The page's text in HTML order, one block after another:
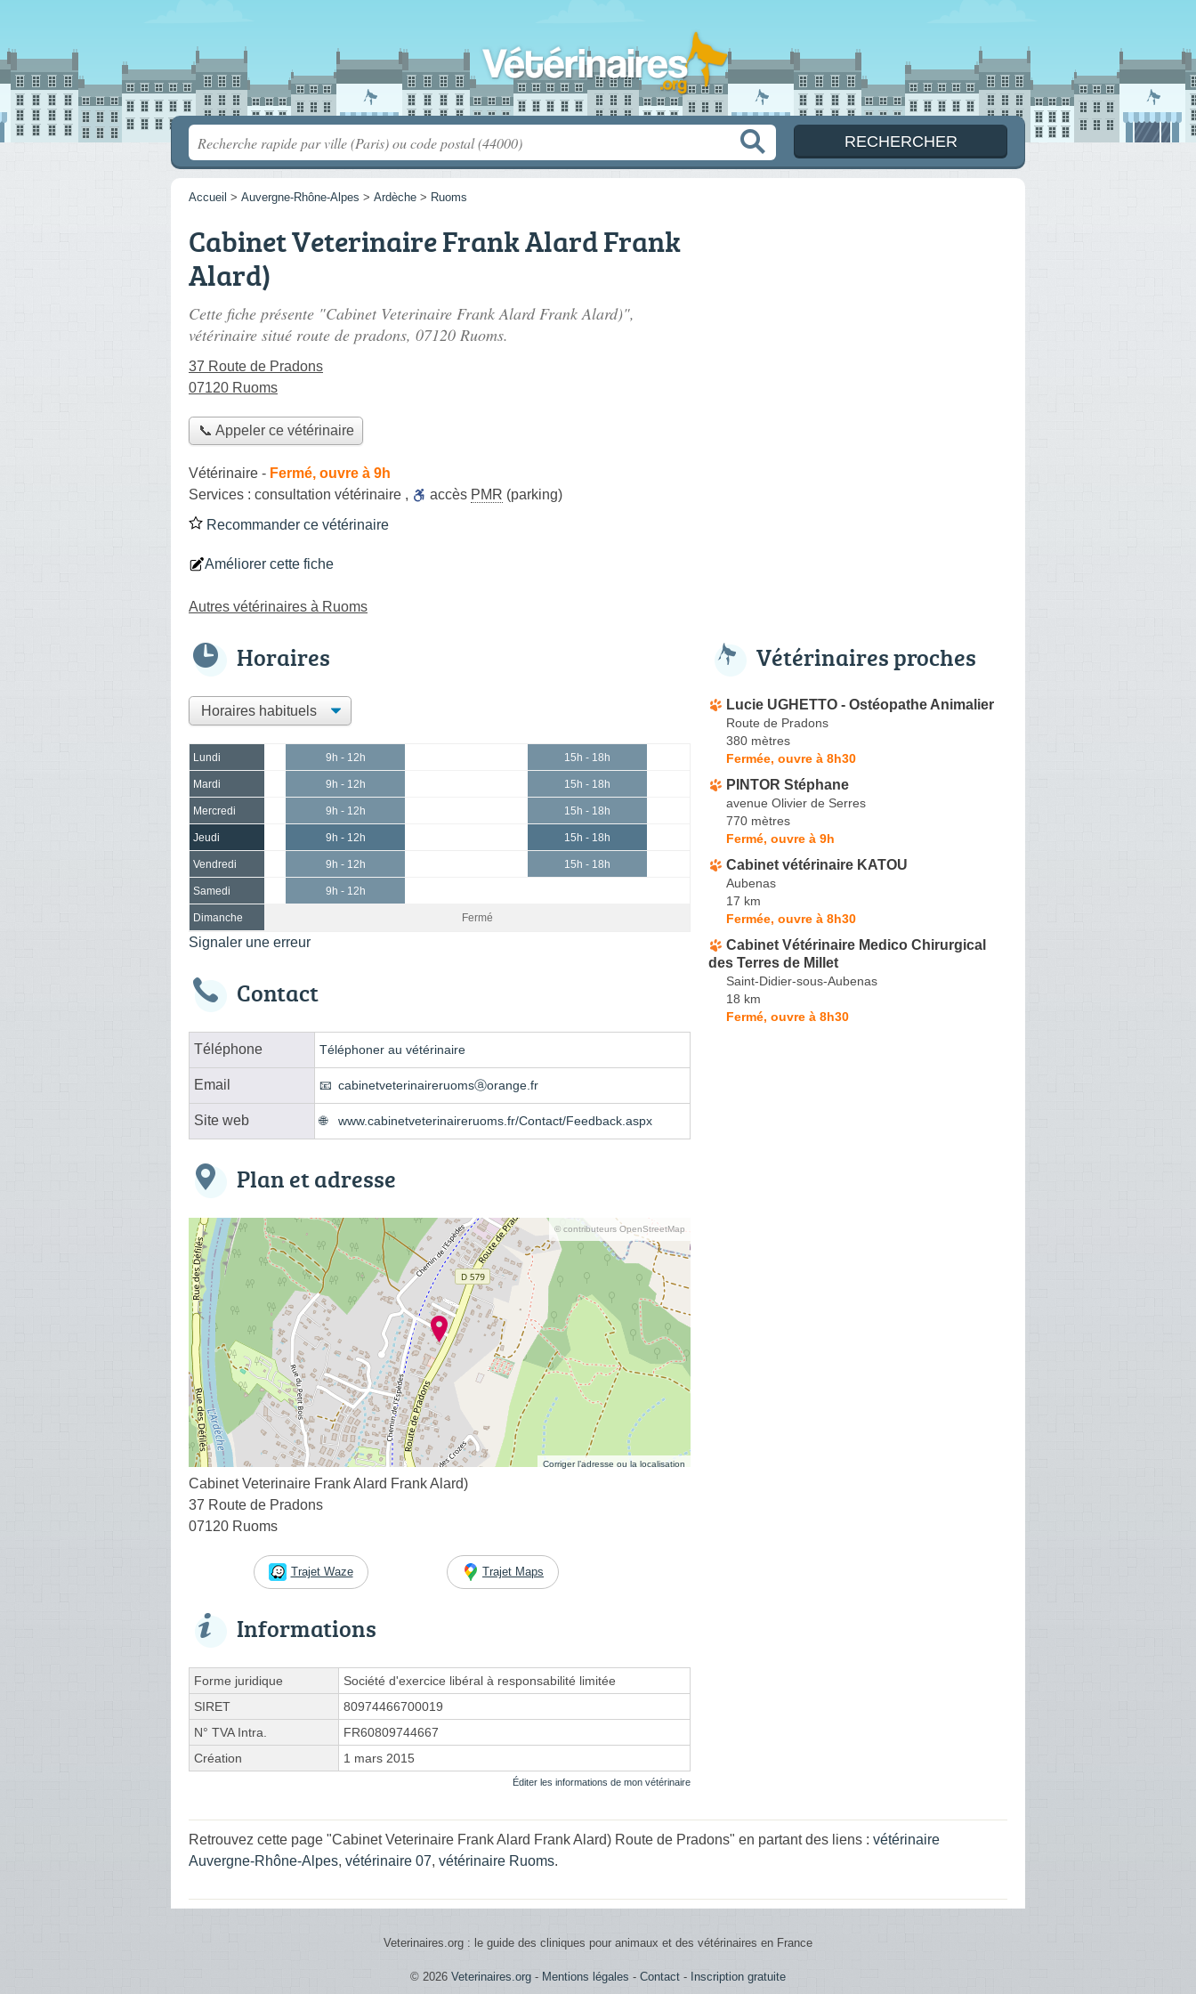
Accueil > Auvergne-Rhône-Alpes > Ardèche > Ruoms
Cabinet Veterinaire Frank Alard Frank
Alard)
Cette fiche présente "Cabinet Veterinaire Frank Alard Frank Alard)",
vétérinaire situé route de pradons, 07120 Ruoms.
37 Route de Pradons
07120 Ruoms
📞 Appeler ce vétérinaire
Vétérinaire - Fermé, ouvre à 9h
Services : consultation vétérinaire , accès PMR (parking)
Recommander ce vétérinaire
Améliorer cette fiche
Autres vétérinaires à Ruoms
Horaires
Lundi 9h - 12h 15h - 18h
Mardi 9h - 12h 15h - 18h
Mercredi 9h - 12h 15h - 18h
Jeudi 9h - 12h 15h - 18h
Vendredi 9h - 12h 15h - 18h
Samedi 9h - 12h
Dimanche Fermé
Signaler une erreur
Contact
Téléphone Téléphoner au vétérinaire
Email cabinetveterinaireruomsⓐorange.fr
Site web www.cabinetveterinaireruoms.fr/Contact/Feedback.aspx
Plan et adresse
© contributeurs OpenStreetMap
Corriger l’adresse ou la localisation
Cabinet Veterinaire Frank Alard Frank Alard)
37 Route de Pradons
07120 Ruoms
Trajet Waze Trajet Maps
Informations
Forme juridique
Société d'exercice libéral à responsabilité limitée
SIRET
80974466700019
N° TVA Intra.
FR60809744667
Création
1 mars 2015
Éditer les informations de mon vétérinaire
Vétérinaires proches
Lucie UGHETTO - Ostéopathe Animalier
Route de Pradons
380 mètres
Fermée, ouvre à 8h30
PINTOR Stéphane
avenue Olivier de Serres
770 mètres
Fermé, ouvre à 9h
Cabinet vétérinaire KATOU
Aubenas
17 km
Fermée, ouvre à 8h30
Cabinet Vétérinaire Medico Chirurgical
des Terres de Millet
Saint-Didier-sous-Aubenas
18 km
Fermé, ouvre à 8h30
Retrouvez cette page "Cabinet Veterinaire Frank Alard Frank Alard) Route de Pradons" en partant des liens : vétérinaire
Auvergne-Rhône-Alpes, vétérinaire 07, vétérinaire Ruoms.
Veterinaires.org : le guide des cliniques pour animaux et des vétérinaires en France
© 2026 Veterinaires.org - Mentions légales - Contact - Inscription gratuite